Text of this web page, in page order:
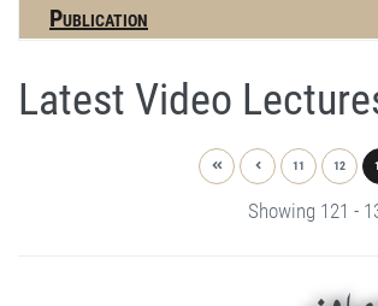
Publication
Latest Video
11 12
Showing 121 -